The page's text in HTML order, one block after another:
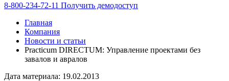
8-800-234-72-11 Получить демодоступ
Главная
Компания
Новости и статьи
Practicum DIRECTUM: Управление проектами без
завалов и авралов
Дата материала: 19.02.2013